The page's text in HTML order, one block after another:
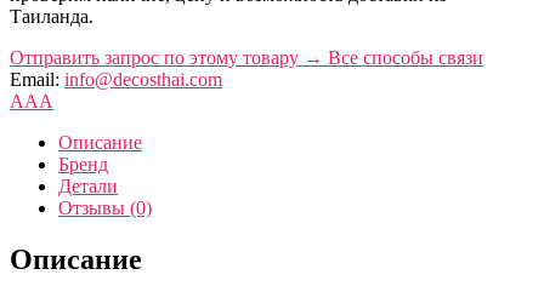
Таиланда.
Отправить запрос по этому товару → Все способы связи
Email: info@decosthai.com
AAA
Описание
Бренд
Детали
Отзывы (0)
Описание